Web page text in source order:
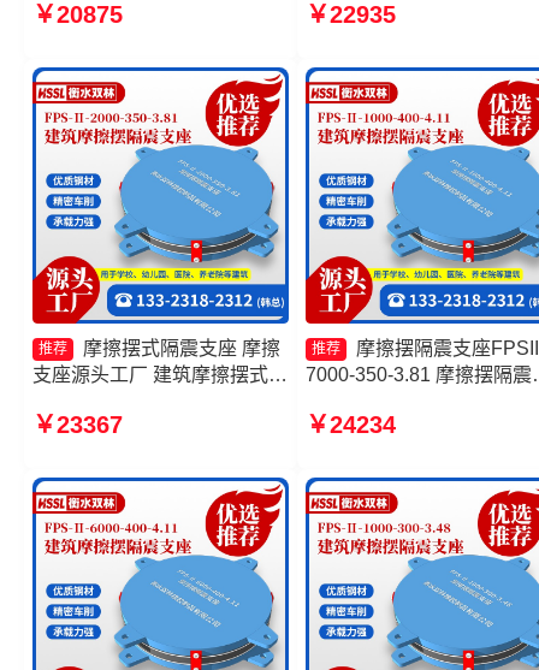
支座(FPS)源头工厂 摩擦摆减
￥20875
摆建筑隔震支座生产厂家
￥22935
推荐
摩擦摆式隔震支座 摩擦
支座源头工厂 建筑摩擦摆式隔
4000-300-3.48生产厂家
￥23367
推荐
摩擦摆隔震支座
7000-350-3.81 摩擦摆隔震
厂家 建筑摩擦摆式隔震支
6000-300-3.48厂家
￥24234